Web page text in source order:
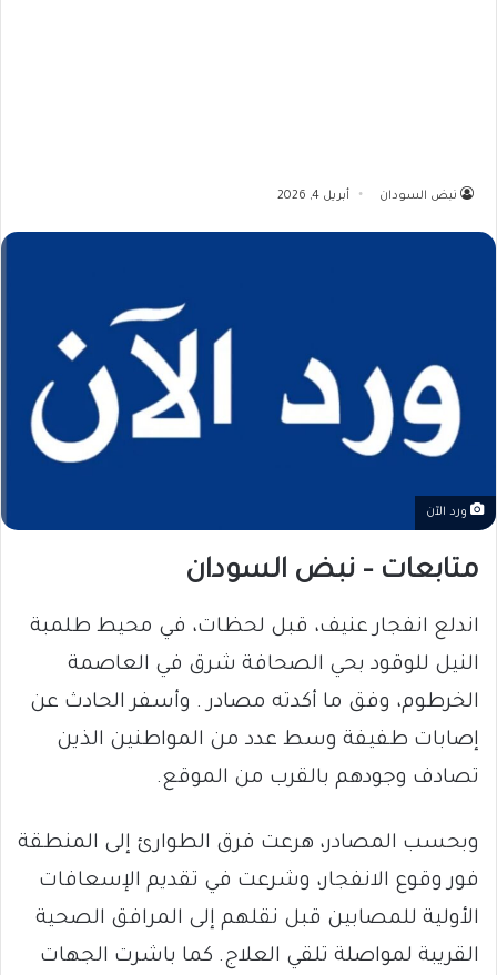
نبض السودان أبريل 4, 2026
ورد الآن
متابعات – نبض السودان
اندلع انفجار عنيف، قبل لحظات، في محيط طلمبة
النيل للوقود بحي الصحافة شرق في العاصمة
الخرطوم، وفق ما أكدته مصادر . وأسفر الحادث عن
إصابات طفيفة وسط عدد من المواطنين الذين
تصادف وجودهم بالقرب من الموقع.
وبحسب المصادر، هرعت فرق الطوارئ إلى المنطقة
فور وقوع الانفجار، وشرعت في تقديم الإسعافات
الأولية للمصابين قبل نقلهم إلى المرافق الصحية
القريبة لمواصلة تلقي العلاج. كما باشرت الجهات